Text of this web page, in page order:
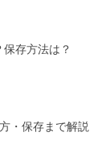
存方法は？
・保存まで解説